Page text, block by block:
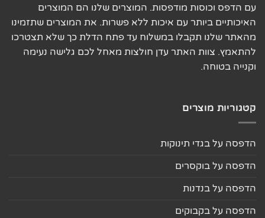
עם הדפס וכוסות מודפסות. המוצרים שלנו הם המוצרים
האיכותיים ביותר עם איכות ללא פשרות. את המוצרים שתזמינו
מהאתר שלנו תקבלו במשלוח עד פתח הדלת כך שלא תצטרכו
להתאמץ. צוות האתר עדן חולצות מאחל לכם גלישה נעימה
וקנייה בטוחה.
קטגוריות מוצרים
הדפסה על בגדי תינוקות
הדפסה על בוקסרים
הדפסה על בנדנות
הדפסה על בקבוקים